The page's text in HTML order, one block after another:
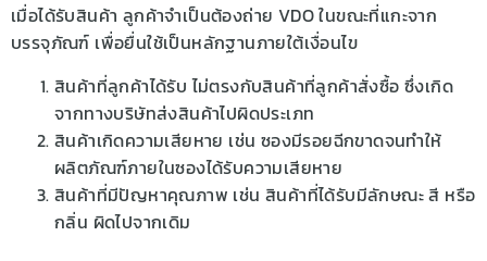
เมื่อได้รับสินค้า ลูกค้าจำเป็นต้องถ่าย VDO ในขณะที่แกะจาก
บรรจุภัณฑ์ เพื่อยื่นใช้เป็นหลักฐานภายใต้เงื่อนไข
สินค้าที่ลูกค้าได้รับ ไม่ตรงกับสินค้าที่ลูกค้าสั่งซื้อ ซึ่งเกิด
จากทางบริษัทส่งสินค้าไปผิดประเภท
สินค้าเกิดความเสียหาย เช่น ซองมีรอยฉีกขาดจนทำให้
ผลิตภัณฑ์ภายในซองได้รับความเสียหาย
สินค้าที่มีปัญหาคุณภาพ เช่น สินค้าที่ได้รับมีลักษณะ สี หรือ
กลิ่น ผิดไปจากเดิม